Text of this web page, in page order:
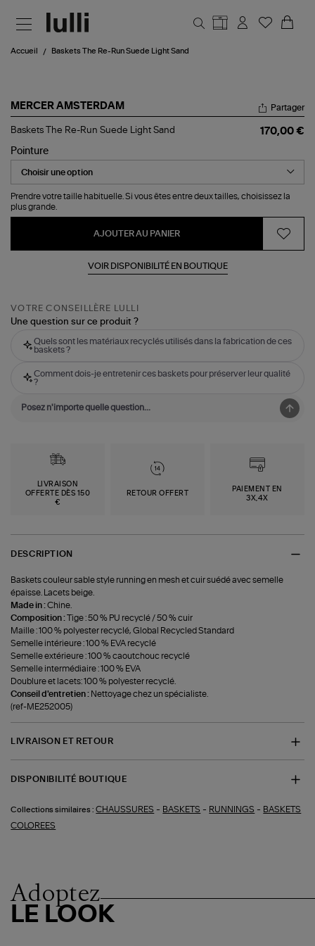
Accueil Baskets The Re-Run Suede Light Sand
MERCER AMSTERDAM
Baskets
Re-
Run
Suede
Light
Sand
Partager
Baskets The Re-Run Suede Light Sand
170,00 €
Pointure
Prendre votre taille habituelle. Si vous êtes entre deux tailles, choisissez la
plus grande.
AJOUTER AU PANIER
VOIR DISPONIBILITÉ EN BOUTIQUE
VOTRE CONSEILLÈRE LULLI
Une question sur ce produit ?
Quels sont les matériaux recyclés utilisés dans la fabrication de ces
baskets ?
Comment dois-je entretenir ces baskets pour préserver leur qualité
?
LIVRAISON
OFFERTE DÈS 150
€
RETOUR OFFERT
PAIEMENT EN
3X,4X
DESCRIPTION
Baskets couleur sable style running en mesh et cuir suédé avec semelle
épaisse. Lacets beige.
Made in :Chine.
Composition :Tige : 50 % PU recyclé / 50 % cuir
Maille : 100 % polyester recyclé, Global Recycled Standard
Semelle intérieure : 100 % EVA recyclé
Semelle extérieure : 100 % caoutchouc recyclé
Semelle intermédiaire : 100 % EVA
Doublure et lacets: 100 % polyester recyclé.
Conseil d'entretien : Nettoyage chez un spécialiste.
(ref-ME252005)
LIVRAISON ET RETOUR
DISPONIBILITÉ BOUTIQUE
Collections similaires : CHAUSSURES - BASKETS - RUNNINGS - BASKETS
COLOREES
Adoptez
LE LOOK